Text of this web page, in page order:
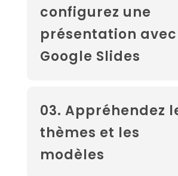
configurez une
présentation avec
Google Slides
03. Appréhendez
thèmes et les
modèles